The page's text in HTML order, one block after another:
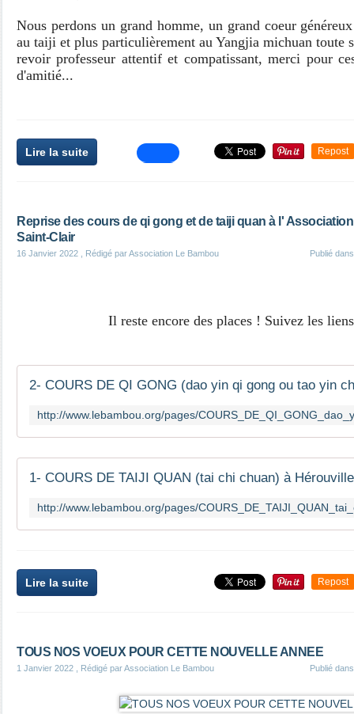
Nous perdons un grand homme, un grand coeur
au taiji et plus particulièrement au Yangjia michuan toute
revoir professeur attentif et compatissant, merci pour
d'amitié...
Lire la suite Repost
Reprise des cours de qi gong et de taiji quan à l'
Saint-Clair
16 Janvier 2022 , Rédigé par Association Le Bambou Publié
Il reste encore des places ! Suivez les
Lire la suite Repost
TOUS NOS VOEUX POUR CETTE NOUVELLE ANNEE
1 Janvier 2022 , Rédigé par Association Le Bambou Publié